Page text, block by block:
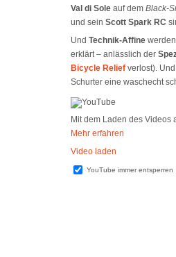
Val di Sole auf dem Black-
und sein Scott Spark RC
Und Technik-Affine
erklärt – anlässlich der
Bicycle Relief verlost). Und
Schurter eine waschecht
Mit dem Laden des Videos
Mehr erfahren
Video laden
YouTube immer entsperren